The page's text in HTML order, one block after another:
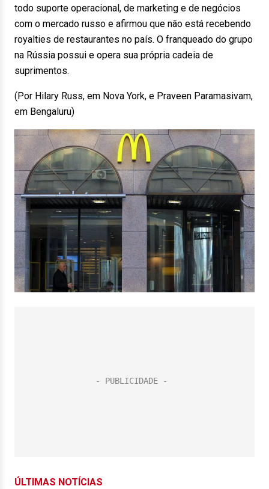
todo suporte operacional, de marketing e de negócios
com o mercado russo e afirmou que não está recebendo
royalties de restaurantes no país. O franqueado do grupo
na Rússia possui e opera sua própria cadeia de
suprimentos.
(Por Hilary Russ, em Nova York, e Praveen Paramasivam,
em Bengaluru)